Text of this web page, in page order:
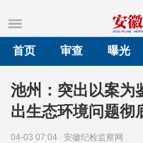
首页
审查 曝光
池州：突出以案为
出生态环境问题彻
04-03 07:04 安徽纪检监察网